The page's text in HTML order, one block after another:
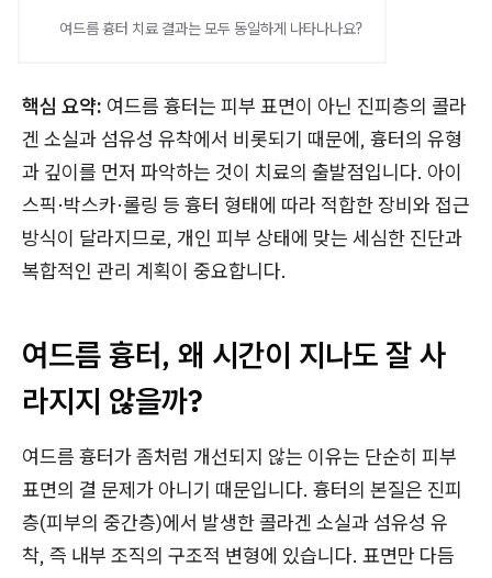
여드름 흉터 치료 결과는 모두 동일하게 나타나나요?
핵심 요약: 여드름 흉터는 피부 표면이 아닌 진피층의 콜라
겐 소실과 섬유성 유착에서 비롯되기 때문에, 흉터의 유형
과 깊이를 먼저 파악하는 것이 치료의 출발점입니다. 아이
스픽·박스카·롤링 등 흉터 형태에 따라 적합한 장비와 접근
방식이 달라지므로, 개인 피부 상태에 맞는 세심한 진단과
복합적인 관리 계획이 중요합니다.
여드름 흉터, 왜 시간이 지나도 잘 사
라지지 않을까?
여드름 흉터가 좀처럼 개선되지 않는 이유는 단순히 피부
표면의 결 문제가 아니기 때문입니다. 흉터의 본질은 진피
층(피부의 중간층)에서 발생한 콜라겐 소실과 섬유성 유
착, 즉 내부 조직의 구조적 변형에 있습니다. 표면만 다듬